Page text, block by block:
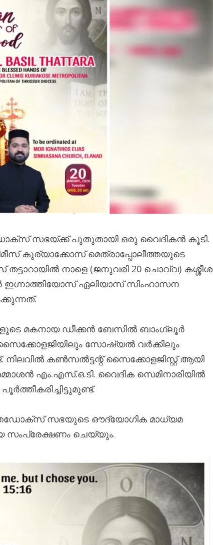
സഭയ്ക്ക് പുതുതായി ഒരു വൈദികൻ കൂടി.
കുര്യാക്കോസ് മെത്രാപ്പോലീത്തയുടെ
നാളെ (ജനുവരി 20 ചൊവ്വ) കശ്ശീശ
ഇഗ്നാത്തിയോസ് ഏലിയാസ് സിംഹാസന
മകനായ ഡീക്കൻ ബേസിൽ ബാംഗ്ലൂർ
സൈക്കോളജിയിലും സോഷ്യൽ വർക്കിലും
​നിലവിൽ കൺസൽട്ടന്റ് സൈക്കോളജിസ്റ്റ് ആയി
എം.എസ്.ഒ.ടി. വൈദിക സെമിനാരിയിൽ
സഭയുടെ ഔദ്യോഗിക മാധ്യമ
സംപ്രേക്ഷണം ചെയ്യും.